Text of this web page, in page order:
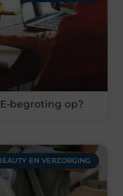
begroting op?
EN VERZORGING